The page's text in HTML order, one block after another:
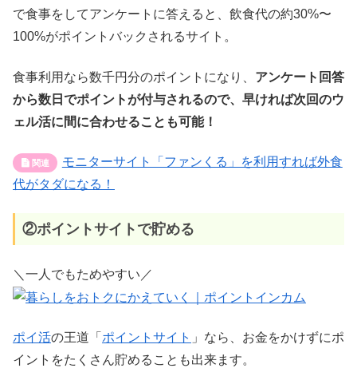
で食事をしてアンケートに答えると、飲食代の約30%〜
100%がポイントバックされるサイト。
食事利用なら数千円分のポイントになり、 アンケート回答
から数日でポイントが付与されるので、早ければ次回のウ
ェル活に間に合わせることも可能！
モニターサイト「ファンくる」を利用すれば外食
代がタダになる！
②ポイントサイトで貯める
＼一人でもためやすい／
ポイ活の王道「 ポイントサイト 」なら、お金をかけずにポ
イントをたくさん貯めることも出来ます。